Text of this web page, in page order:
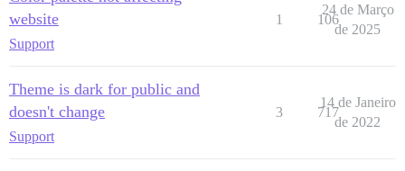
website
Support
1 106
24 de Março
de 2025
Theme is dark for public and
doesn't change
Support
3 717
14 de Janeiro
de 2022